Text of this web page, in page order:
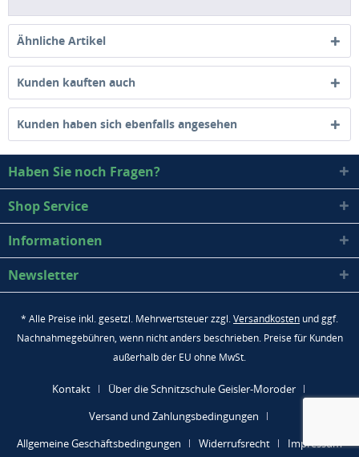
Ähnliche Artikel
Kunden kauften auch
Kunden haben sich ebenfalls angesehen
Haben Sie noch Fragen?
Shop Service
Informationen
Newsletter
* Alle Preise inkl. gesetzl. Mehrwertsteuer zzgl.Versandkosten und ggf.
Nachnahmegebühren, wenn nicht anders beschrieben. Preise für Kunden
außerhalb der EU ohne MwSt.
Kontakt
Über die Schnitzschule Geisler-Moroder
Versand und Zahlungsbedingungen
Allgemeine Geschäftsbedingungen
Widerrufsrecht Impressum